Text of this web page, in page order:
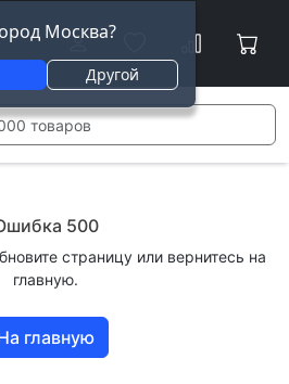
Москва?
Другой
500
страницу или вернитесь на
главную.
главную